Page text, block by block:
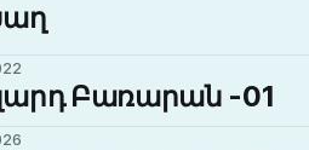
Բառարան -01